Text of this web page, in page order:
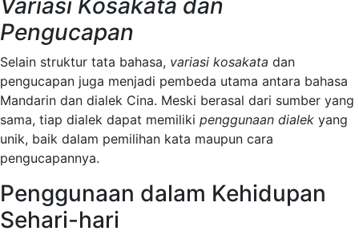
Variasi Kosakata dan
Pengucapan
Selain struktur tata bahasa, variasi kosakata dan
pengucapan juga menjadi pembeda utama antara bahasa
Mandarin dan dialek Cina. Meski berasal dari sumber yang
sama, tiap dialek dapat memiliki penggunaan dialek yang
unik, baik dalam pemilihan kata maupun cara
pengucapannya.
Penggunaan dalam Kehidupan
Sehari-hari